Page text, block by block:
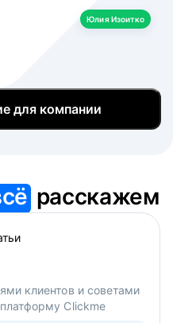
Юлия Изоитко
для компании
расскажем
клиентов и советами
Clickme